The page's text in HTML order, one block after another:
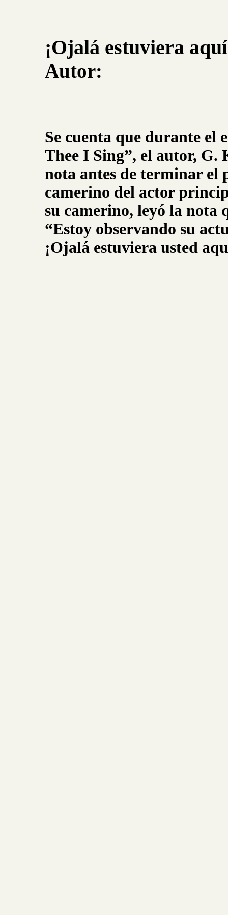
¡Ojalá estuviera
Autor:
Se cuenta que durante el
Thee I Sing”, el autor, G.
nota antes de terminar el
camerino del actor
su camerino, leyó la nota
“Estoy observando su
¡Ojalá estuviera usted